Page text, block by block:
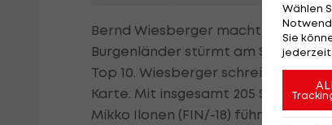
Bernd Wiesberger macht dem
Burgenländer stürmt am Samstag
Top 10. Wiesberger schreibt auf
Karte. Mit insgesamt 205
Mikko Ilonen (FIN/-18) führt das Feld
Wählen
Sie
jederzeit